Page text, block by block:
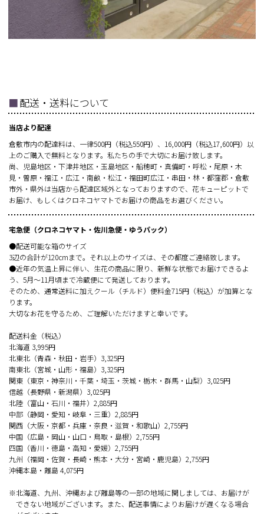
■配送・送料について
当店より配達
倉敷市内の配達料は、一律500円（税込550円）、16,000円（税込17,600円）以
上のご購入で無料となります。私たちの手で大切にお届け致します。
尚、児島地区・下津井地区・玉島地区・船穂町・真備町・呼松・尾原・木
見・曽原・福江・広江・南畝・松江・福田町広江・串田・林・都窪郡・倉敷
市外・県外は当店から配達区域外となっておりますので、花キューピットで
お届け、もしくはクロネコヤマトでお届けの商品をお選びください。
宅急便（クロネコヤマト・佐川急便・ゆうパック）
●配送可能な箱のサイズ
3辺の合計が120cmまで。それ以上のサイズは、その都度ご連絡致します。
●近年の気温上昇に伴い、生花の商品に限り、新鮮な状態でお届けできるよ
う、5月～11月頃まで冷蔵便にて発送しております。
そのため、通常送料に加えクール（チルド）便料金715円（税込）が加算とな
ります。
大切なお花を守るため、ご理解いただけますと幸いです。
配送料金（税込）
北海道 3,995円
北東北（青森・秋田・岩手）3,325円
南東北（宮城・山形・福島）3,325円
関東（東京・神奈川・千葉・埼玉・茨城・栃木・群馬・山梨）3,025円
信越（長野県・新潟県）3,025円
北陸（富山・石川・福井）2,885円
中部（静岡・愛知・岐阜・三重）2,885円
関西（大阪・京都・兵庫・奈良・滋賀・和歌山）2,755円
中国（広島・岡山・山口・鳥取・島根）2,755円
四国（香川・徳島・高知・愛媛）2,755円
九州（福岡・佐賀・長崎・熊本・大分・宮崎・鹿児島）2,755円
沖縄本島・離島 4,075円
※北海道、九州、沖縄および離島等の一部の地域に関しましては、お届けが
できない地域がございます。また、配送事情によりお届けが遅くなる場合